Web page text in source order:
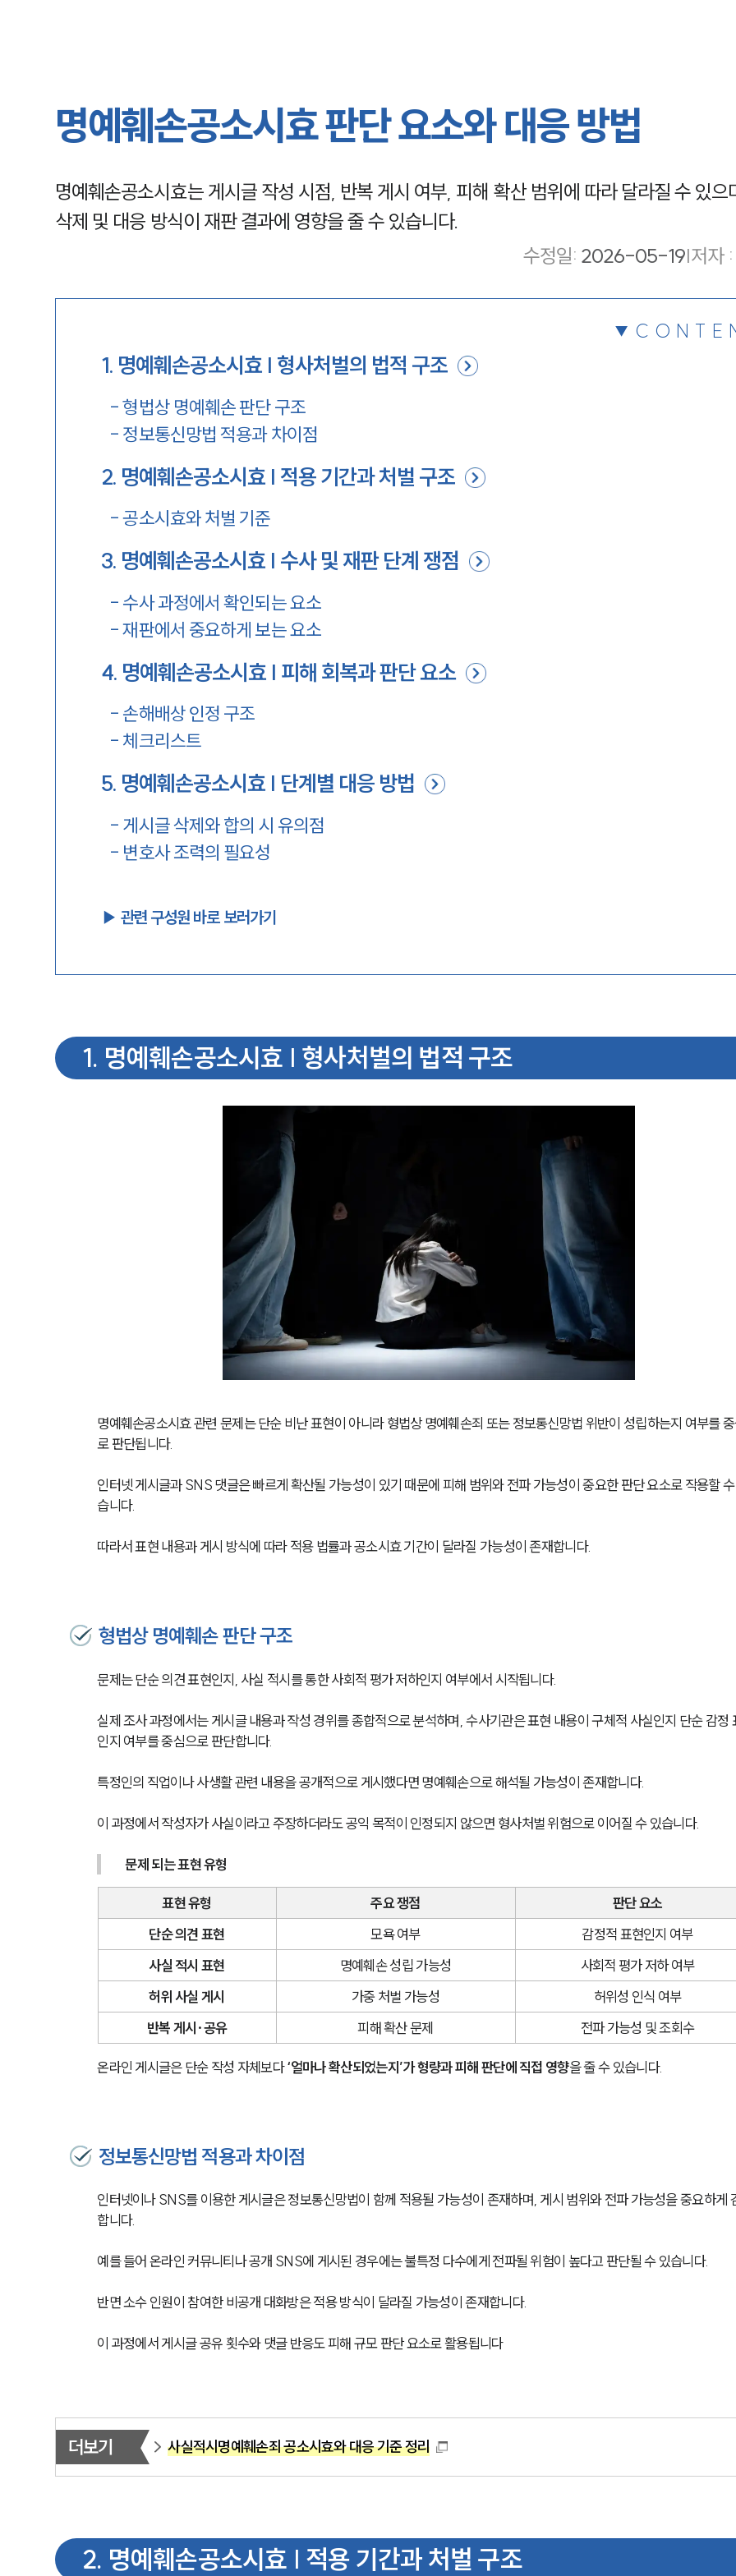
명예훼손공소시효 판단 요소와 대응 방법
명예훼손공소시효는 게시글 작성 시점, 반복 게시 여부, 피해 확산 범위에 따라 달라질 수 있으
삭제 및 대응 방식이 재판 결과에 영향을 줄 수 있습니다.
수정일: 2026-05-19|저자 :
1. 명예훼손공소시효 | 형사처벌의 법적 구조
-형법상 명예훼손 판단 구조
- 정보통신망법 적용과 차이점
2. 명예훼손공소시효 | 적용 기간과 처벌 구조
-공소시효와 처벌 기준
3. 명예훼손공소시효 | 수사 및 재판 단계 쟁점
- 수사 과정에서 확인되는 요소
-재판에서 중요하게 보는 요소
4. 명예훼손공소시효 | 피해 회복과 판단 요소
- 손해배상 인정 구조
- 체크리스트
5. 명예훼손공소시효 | 단계별 대응 방법
- 게시글 삭제와 합의 시 유의점
- 변호사 조력의 필요성
▶︎ 관련 구성원 바로 보러가기
1. 명예훼손공소시효 | 형사처벌의 법적 구조
명예훼손공소시효 관련 문제는 단순 비난 표현이 아니라 형법상 명예훼손죄 또는 정보통신망법 위반이 성립하는지 여부를
로 판단됩니다.
인터넷 게시글과 SNS 댓글은 빠르게 확산될 가능성이 있기 때문에 피해 범위와 전파 가능성이 중요한 판단 요소로 작용할
습니다.
따라서 표현 내용과 게시 방식에 따라 적용 법률과 공소시효 기간이 달라질 가능성이 존재합니다.
형법상 명예훼손 판단 구조
문제는 단순 의견 표현인지, 사실 적시를 통한 사회적 평가 저하인지 여부에서 시작됩니다.
실제 조사 과정에서는 게시글 내용과 작성 경위를 종합적으로 분석하며, 수사기관은 표현 내용이 구체적 사실인지 단순 감정
인지 여부를 중심으로 판단합니다.
특정인의 직업이나 사생활 관련 내용을 공개적으로 게시했다면 명예훼손으로 해석될 가능성이 존재합니다.
이 과정에서 작성자가 사실이라고 주장하더라도 공익 목적이 인정되지 않으면 형사처벌 위험으로 이어질 수 있습니다.
문제 되는 표현 유형
표현 유형 주요 쟁점
판단 요소
단순 의견 표현
모욕 여부
감정적 표현인지 여부
사실 적시 표현
명예훼손 성립 가능성
사회적 평가 저하 여부
허위 사실 게시
가중 처벌 가능성
허위성 인식 여부
반복 게시·공유
피해 확산 문제 전파 가능성 및 조회수
온라인 게시글은 단순 작성 자체보다 ‘얼마나 확산되었는지’가 형량과 피해 판단에 직접 영향을 줄 수 있습니다.
정보통신망법 적용과 차이점
인터넷이나 SNS를 이용한 게시글은 정보통신망법이 함께 적용될 가능성이 존재하며, 게시 범위와 전파 가능성을 중요하게
합니다.
예를 들어 온라인 커뮤니티나 공개 SNS에 게시된 경우에는 불특정 다수에게 전파될 위험이 높다고 판단될 수 있습니다.
반면 소수 인원이 참여한 비공개 대화방은 적용 방식이 달라질 가능성이 존재합니다.
이 과정에서 게시글 공유 횟수와 댓글 반응도 피해 규모 판단 요소로 활용됩니다
더보기 사실적시명예훼손죄 공소시효와 대응 기준 정리
2. 명예훼손공소시효 | 적용 기간과 처벌 구조